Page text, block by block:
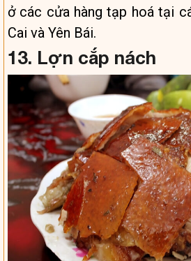
ở các cửa hàng tạp hoá tại
Cai và Yên Bái.
13. Lợn cắp nách